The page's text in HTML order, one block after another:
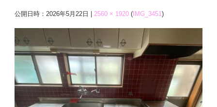
公開日時： 2026年5月22日 2560 × 1920 ( IMG_3451)